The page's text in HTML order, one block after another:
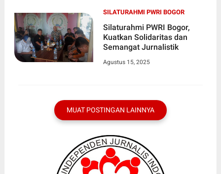
SILATURAHMI PWRI BOGOR
Silaturahmi PWRI Bogor,
Kuatkan Solidaritas dan
Semangat Jurnalistik
Agustus 15, 2025
MUAT POSTINGAN LAINNYA